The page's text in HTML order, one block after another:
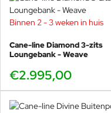
Binnen 2 - 3 weken in huis
Cane-line Diamond 3-zits
Loungebank - Weave
€2.995,00